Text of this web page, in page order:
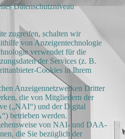
Datenschutzniveau
zugreifen, schalten wir
von Anzeigentechnologie
verwendet für die
der Services (z. B.
Cookies in Ihrem
Anzeigennetzwerken Dritter
die von Mitgliedern der
(„NAI“) und der Digital
betrieben werden.
von NAI- und DAA-
die Sie bezüglich der